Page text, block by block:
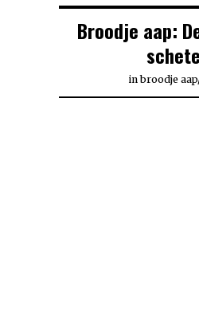
Broodje aap:
in broodje aap